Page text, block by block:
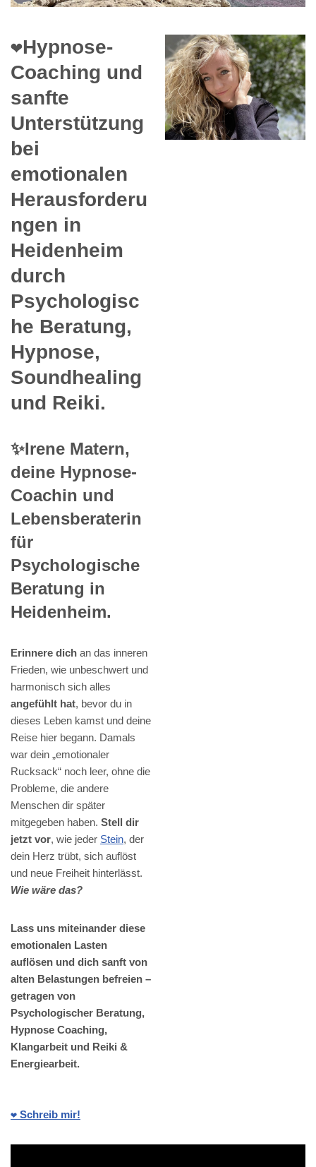
❤️Hypnose-
Coaching und
sanfte
Unterstützung
bei
emotionalen
Herausforderu
ngen in
Heidenheim
durch
Psychologisc
he Beratung,
Hypnose,
Soundhealing
und Reiki.
✨Irene Matern,
deine Hypnose-
Coachin und
Lebensberaterin
für
Psychologische
Beratung in
Heidenheim.
Erinnere dich an das inneren
Frieden, wie unbeschwert und
harmonisch sich alles
angefühlt hat, bevor du in
dieses Leben kamst und deine
Reise hier begann. Damals
war dein „emotionaler
Rucksack“ noch leer, ohne die
Probleme, die andere
Menschen dir später
mitgegeben haben. Stell dir
jetzt vor, wie jeder Stein, der
dein Herz trübt, sich auflöst
und neue Freiheit hinterlässt.
Wie wäre das?
Lass uns miteinander diese
emotionalen Lasten
auflösen und dich sanft von
alten Belastungen befreien –
getragen von
Psychologischer Beratung,
Hypnose Coaching,
Klangarbeit und Reiki &
Energiearbeit.
❤️ Schreib mir!